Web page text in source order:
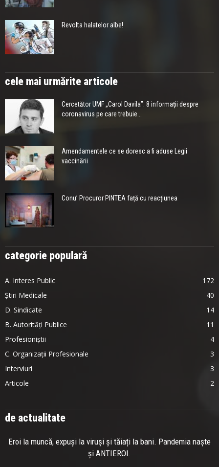
Revolta halatelor albe!
cele mai urmărite articole
Cercetător UMF „Carol Davila”: 8 informații despre
coronavirus pe care trebuie...
Amendamentele ce se doresc a fi aduse Legii
vaccinării
Conu’ Procuror PINTEA față cu reacțiunea
categorie populară
A. Interes Public
172
Știri Medicale
40
D. Sindicate
14
B. Autorități Publice
11
Profesioniștii
4
C. Organizații Profesionale
3
Interviuri
3
Articole
2
de actualitate
Eroi la muncă, expuși la viruși și tăiați la bani. Pandemia naște
și ANTIEROI.